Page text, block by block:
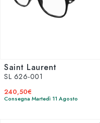
Saint Laurent
SL 626-001
240,50€
Consegna Martedì 11 Agosto